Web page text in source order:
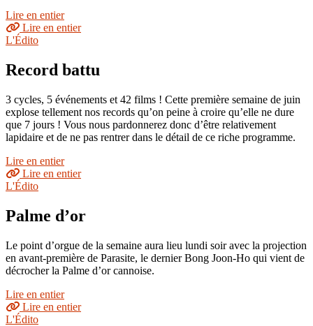
Lire en entier
Lire en entier
L'Édito
Record battu
3 cycles, 5 événements et 42 films ! Cette première semaine de juin
explose tellement nos records qu’on peine à croire qu’elle ne dure
que 7 jours ! Vous nous pardonnerez donc d’être relativement
lapidaire et de ne pas rentrer dans le détail de ce riche programme.
Lire en entier
Lire en entier
L'Édito
Palme d’or
Le point d’orgue de la semaine aura lieu lundi soir avec la projection
en avant-première de Parasite, le dernier Bong Joon-Ho qui vient de
décrocher la Palme d’or cannoise.
Lire en entier
Lire en entier
L'Édito